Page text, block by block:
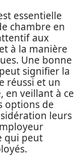
essentielle
chambre en
aux
à la manière
Une bonne
signifier la
réussi et un
en veillant à ce
options de
leurs
qui peut